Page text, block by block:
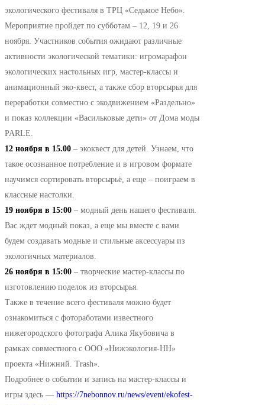
экологического фестиваля в ТРЦ «Седьмое Небо».
Мероприятие пройдет по субботам – 12, 19 и 26
ноября. Участников события ожидают различные
активности экологической тематики: игромарафон
экологических настольных игр, мастер-классы и
анимационный эко-квест, а также сбор вторсырья для
переработки совместно с экодвижением «Раздельно»
и показ коллекции «Васильковые дети» от Дома моды
PARLE.
12 ноября в 15.00 – экоквест для детей. Узнаем, что
такое осознанное потребление и в игровом формате
научимся сортировать вторсырьё, а еще – поиграем в
классные настолки.
19 ноября в 15:00 – модный день нашего фестиваля.
Вас ждет модный показ, а еще мы вместе с вами
будем создавать модные и стильные аксессуары из
экологичных материалов.
26 ноября в 15:00 – творческие мастер-классы по
изготовлению поделок из вторсырья.
Также в течение всего фестиваля можно будет
ознакомиться с фотоработами известного
нижегородского фотографа Алика Якубовича в
рамках совместного с ООО «Нижэкология-НН»
проекта «Нижний. Trash».
Подробнее о событии и запись на мастер-классы и
игры здесь — https://7nebonnov.ru/news/event/ekofest-